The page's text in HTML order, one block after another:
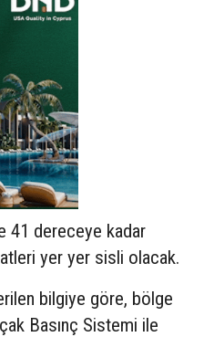
41 dereceye kadar
yer yer sisli olacak.
bilgiye göre, bölge
Basınç Sistemi ile